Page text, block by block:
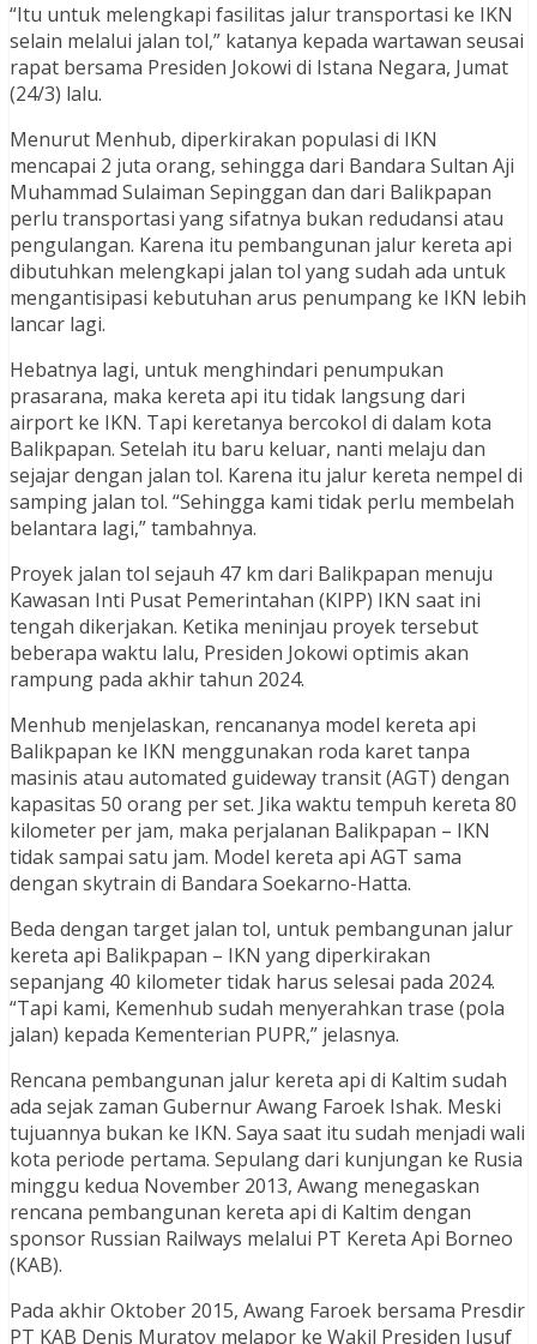
“Itu untuk melengkapi fasilitas jalur transportasi ke IKN
selain melalui jalan tol,” katanya kepada wartawan seusai
rapat bersama Presiden Jokowi di Istana Negara, Jumat
(24/3) lalu.
Menurut Menhub, diperkirakan populasi di IKN
mencapai 2 juta orang, sehingga dari Bandara Sultan Aji
Muhammad Sulaiman Sepinggan dan dari Balikpapan
perlu transportasi yang sifatnya bukan redudansi atau
pengulangan. Karena itu pembangunan jalur kereta api
dibutuhkan melengkapi jalan tol yang sudah ada untuk
mengantisipasi kebutuhan arus penumpang ke IKN lebih
lancar lagi.
Hebatnya lagi, untuk menghindari penumpukan
prasarana, maka kereta api itu tidak langsung dari
airport ke IKN. Tapi keretanya bercokol di dalam kota
Balikpapan. Setelah itu baru keluar, nanti melaju dan
sejajar dengan jalan tol. Karena itu jalur kereta nempel di
samping jalan tol. “Sehingga kami tidak perlu membelah
belantara lagi,” tambahnya.
Proyek jalan tol sejauh 47 km dari Balikpapan menuju
Kawasan Inti Pusat Pemerintahan (KIPP) IKN saat ini
tengah dikerjakan. Ketika meninjau proyek tersebut
beberapa waktu lalu, Presiden Jokowi optimis akan
rampung pada akhir tahun 2024.
Menhub menjelaskan, rencananya model kereta api
Balikpapan ke IKN menggunakan roda karet tanpa
masinis atau automated guideway transit (AGT) dengan
kapasitas 50 orang per set. Jika waktu tempuh kereta 80
kilometer per jam, maka perjalanan Balikpapan – IKN
tidak sampai satu jam. Model kereta api AGT sama
dengan skytrain di Bandara Soekarno-Hatta.
Beda dengan target jalan tol, untuk pembangunan jalur
kereta api Balikpapan – IKN yang diperkirakan
sepanjang 40 kilometer tidak harus selesai pada 2024.
“Tapi kami, Kemenhub sudah menyerahkan trase (pola
jalan) kepada Kementerian PUPR,” jelasnya.
Rencana pembangunan jalur kereta api di Kaltim sudah
ada sejak zaman Gubernur Awang Faroek Ishak. Meski
tujuannya bukan ke IKN. Saya saat itu sudah menjadi wali
kota periode pertama. Sepulang dari kunjungan ke Rusia
minggu kedua November 2013, Awang menegaskan
rencana pembangunan kereta api di Kaltim dengan
sponsor Russian Railways melalui PT Kereta Api Borneo
(KAB).
Pada akhir Oktober 2015, Awang Faroek bersama Presdir
PT KAB Denis Muratov melapor ke Wakil Presiden Jusuf